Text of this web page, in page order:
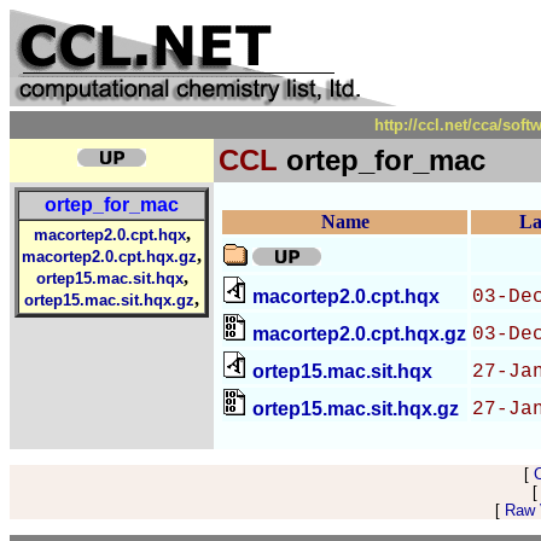
http://ccl.net/cca/
CCL ortep_for_mac
ortep_for_mac
macortep2.0.cpt.hqx,
macortep2.0.cpt.hqx.gz,
ortep15.mac.sit.hqx,
ortep15.mac.sit.hqx.gz,
Name
macortep2.0.cpt.hqx 03-
macortep2.0.cpt.hqx.gz 03-
ortep15.mac.sit.hqx 27-
ortep15.mac.sit.hqx.gz 27-
[
[
[